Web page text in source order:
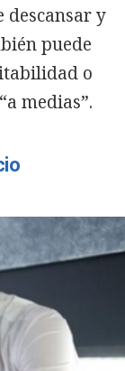
descansar y
puede
o
medias”.